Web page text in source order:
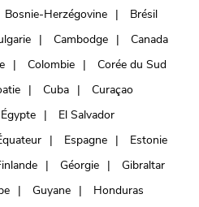
Bosnie-Herzégovine
Brésil
Cambodge
Canada
Colombie
Corée du Sud
Cuba
Curaçao
Égypte
El Salvador
Espagne
Estonie
Géorgie
Gibraltar
Guyane
Honduras